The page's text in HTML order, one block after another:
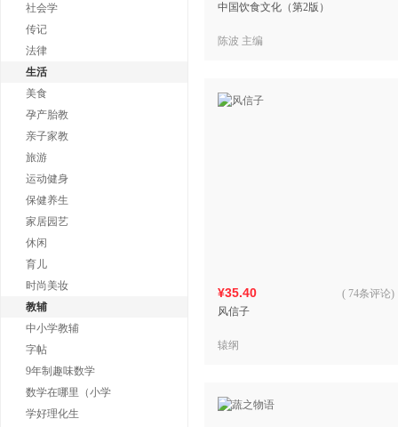
社会学
传记
法律
生活
美食
孕产胎教
亲子家教
旅游
运动健身
保健养生
家居园艺
休闲
育儿
时尚美妆
教辅
中小学教辅
字帖
9年制趣味数学
数学在哪里（小学
学好理化生
中国饮食文化（第2版）
陈波 主编
¥35.40
风信子
( 74条评论)
辕纲